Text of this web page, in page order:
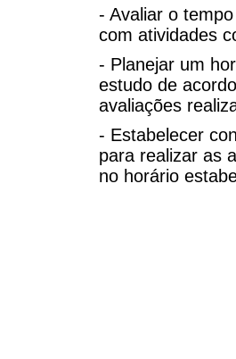
- Avaliar o
com atividades
- Planejar um
estudo de
avaliações
- Estabelecer
para realizar as
no horário